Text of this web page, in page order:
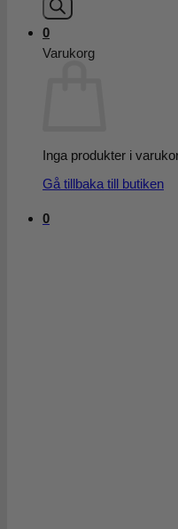
0
Varukorg
Inga produkter i
Gå tillbaka till butiken
0